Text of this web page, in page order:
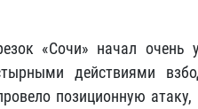
«Сочи» начал очень
действиями
позиционную